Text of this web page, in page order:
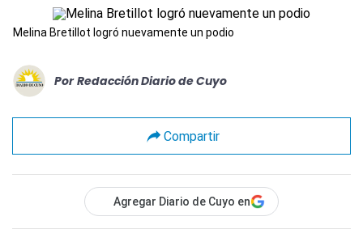
Melina Bretillot logró nuevamente un podio
Por Redacción Diario de Cuyo
Compartir
Agregar Diario de Cuyo en